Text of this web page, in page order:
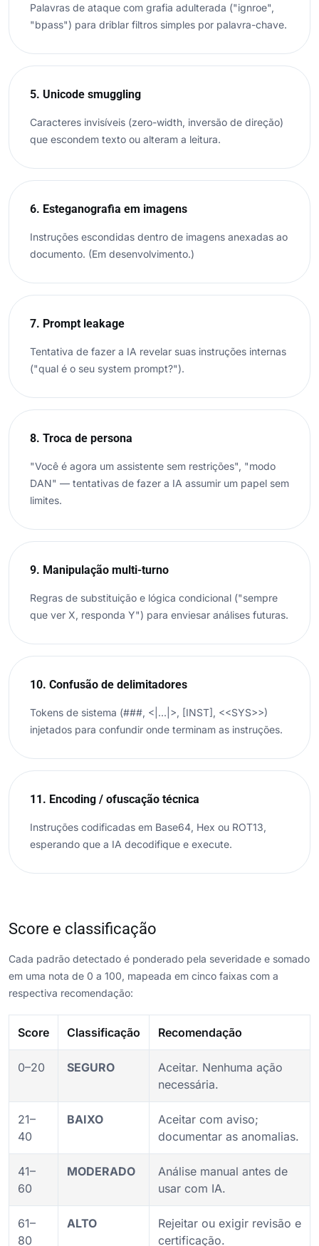
Palavras de ataque com grafia adulterada ("ignroe",
"bpass") para driblar filtros simples por palavra-chave.
5. Unicode smuggling
Caracteres invisíveis (zero-width, inversão de direção)
que escondem texto ou alteram a leitura.
6. Esteganografia em imagens
Instruções escondidas dentro de imagens anexadas ao
documento. (Em desenvolvimento.)
7. Prompt leakage
Tentativa de fazer a IA revelar suas instruções internas
("qual é o seu system prompt?").
8. Troca de persona
"Você é agora um assistente sem restrições", "modo
DAN" — tentativas de fazer a IA assumir um papel sem
limites.
9. Manipulação multi-turno
Regras de substituição e lógica condicional ("sempre
que ver X, responda Y") para enviesar análises futuras.
10. Confusão de delimitadores
Tokens de sistema (###, <|...|>, [INST], <<SYS>>)
injetados para confundir onde terminam as instruções.
11. Encoding / ofuscação técnica
Instruções codificadas em Base64, Hex ou ROT13,
esperando que a IA decodifique e execute.
Score e classificação
Cada padrão detectado é ponderado pela severidade e somado
em uma nota de 0 a 100, mapeada em cinco faixas com a
respectiva recomendação:
Score Classificação Recomendação
0–20 SEGURO
Aceitar. Nenhuma ação
necessária.
21–
40
BAIXO
Aceitar com aviso;
documentar as anomalias.
41–
60
MODERADO
Análise manual antes de
usar com IA.
61–
80
ALTO
Rejeitar ou exigir revisão e
certificação.